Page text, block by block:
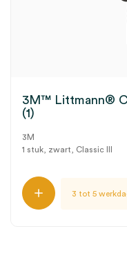
3M™ Littmann®
(1)
3M
1 stuk, zwart, Classic III
3 tot 5